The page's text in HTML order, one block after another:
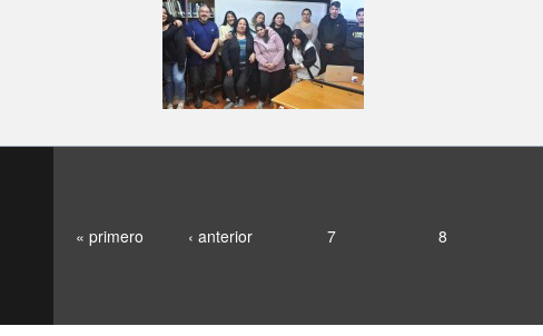
« primero ‹ anterior 7 8